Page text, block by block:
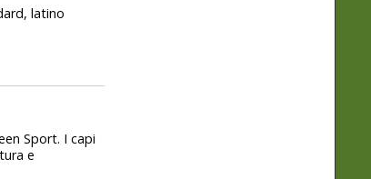
latino
Sport. I capi
e